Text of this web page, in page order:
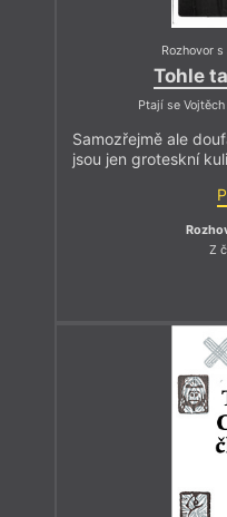
Rozhovor
Tohle
Ptají se
Samozřejmě ale
jsou jen groteskní
Z